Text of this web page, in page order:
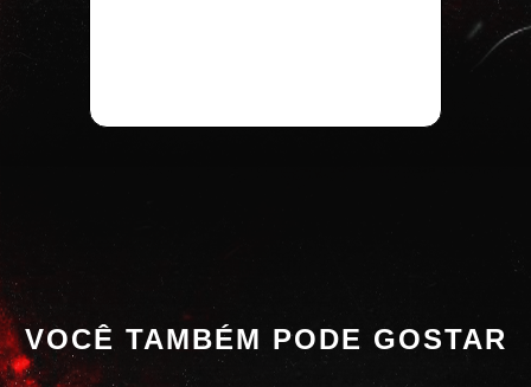
VOCÊ TAMBÉM PODE GOSTAR